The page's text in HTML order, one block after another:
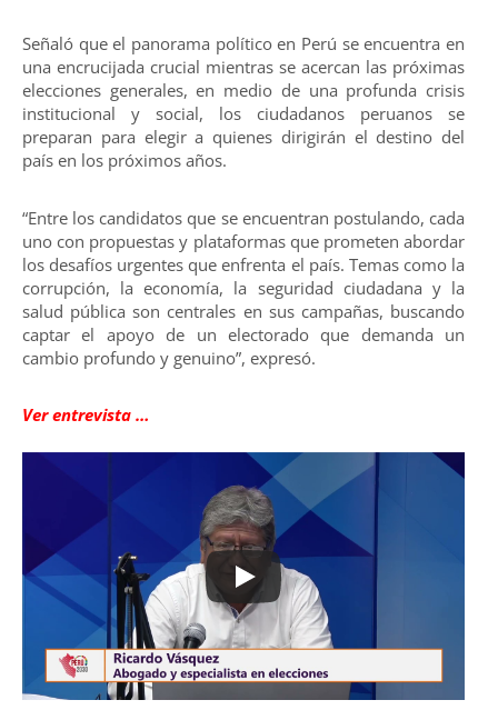
Señaló que el panorama político en Perú se encuentra en
una encrucijada crucial mientras se acercan las próximas
elecciones generales, en medio de una profunda crisis
institucional y social, los ciudadanos peruanos se
preparan para elegir a quienes dirigirán el destino del
país en los próximos años.
“Entre los candidatos que se encuentran postulando, cada
uno con propuestas y plataformas que prometen abordar
los desafíos urgentes que enfrenta el país. Temas como la
corrupción, la economía, la seguridad ciudadana y la
salud pública son centrales en sus campañas, buscando
captar el apoyo de un electorado que demanda un
cambio profundo y genuino”, expresó.
Ver entrevista …